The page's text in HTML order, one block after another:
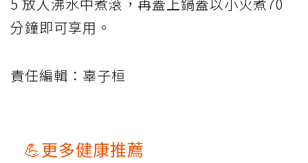
分鐘即可享用。
責任編輯：辜子桓
💪更多健康推薦